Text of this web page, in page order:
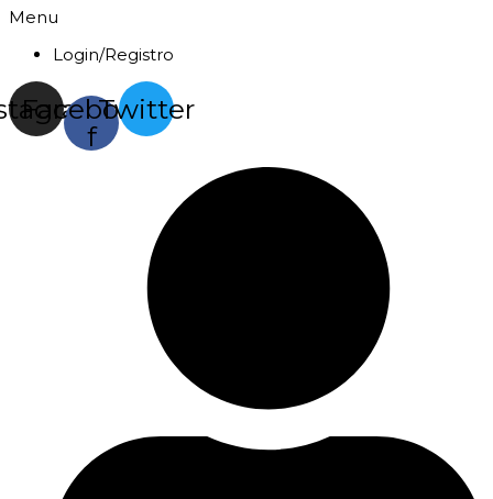
Menu
Login/Registro
Facebook-
f
Twitter